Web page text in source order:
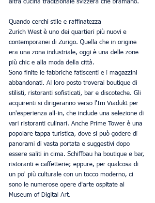
altra cucina tradizionale svizzera che bramano.
Quando cerchi stile e raffinatezza
Zurich West è uno dei quartieri più nuovi e
contemporanei di Zurigo. Quella che in origine
era una zona industriale, oggi è una delle zone
più chic e alla moda della città.
Sono finite le fabbriche fatiscenti e i magazzini
abbandonati. Al loro posto troverai boutique di
stilisti, ristoranti sofisticati, bar e discoteche. Gli
acquirenti si dirigeranno verso l'Im Viadukt per
un'esperienza all-in, che include una selezione di
vari ristoranti culinari. Anche Prime Tower è una
popolare tappa turistica, dove si può godere di
panorami di vasta portata e suggestivi dopo
essere saliti in cima. Schiffbau ha boutique e bar,
ristoranti e caffetterie; eppure, per qualcosa di
un po' più culturale con un tocco moderno, ci
sono le numerose opere d'arte ospitate al
Museum of Digital Art.